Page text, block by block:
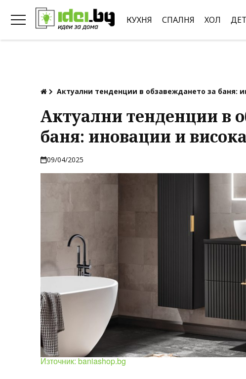
КУХНЯ СПАЛНЯ ХОЛ
Актуални тенденции в обзавеждането за баня:
Актуални тенденции в
баня: иновации и
09/04/2025
Източник: baniashop.bg